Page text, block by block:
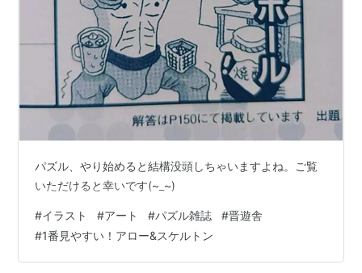
パズル、やり始めると結構没頭しちゃいますよね。ご覧
いただけると幸いです(~_~)
#イラスト #アート #パズル雑誌 #晋遊舎
#1番見やすい！アロー&スケルトン